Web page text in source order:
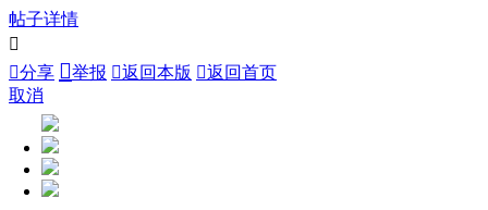
帖子详情

分享 举报 返回本版 返回首页
取消